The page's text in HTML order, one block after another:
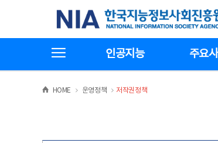
기
한국지능정보사회진흥원
인공지능 주요
HOME >운영정책 >
저작권정책